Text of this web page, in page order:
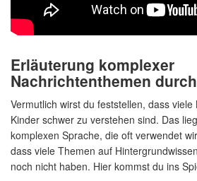
Erläuterung komplexer
Nachrichtenthemen
Vermutlich wirst du feststellen, dass
Kinder schwer zu verstehen sind. Das
komplexen Sprache, die oft verwendet
dass viele Themen auf
noch nicht haben. Hier kommst du ins